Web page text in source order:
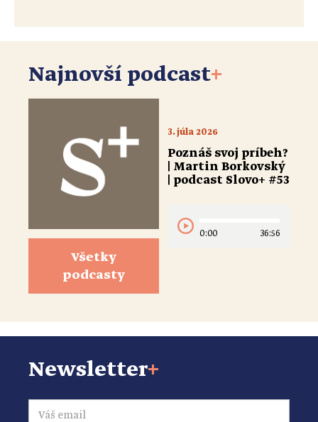
Najnovší podcast+
Všetky
podcasty
3. júla 2026
Poznáš svoj príbeh?
| Martin Borkovský
| podcast Slovo+ #53
0:00 36:56
Newsletter+
Email